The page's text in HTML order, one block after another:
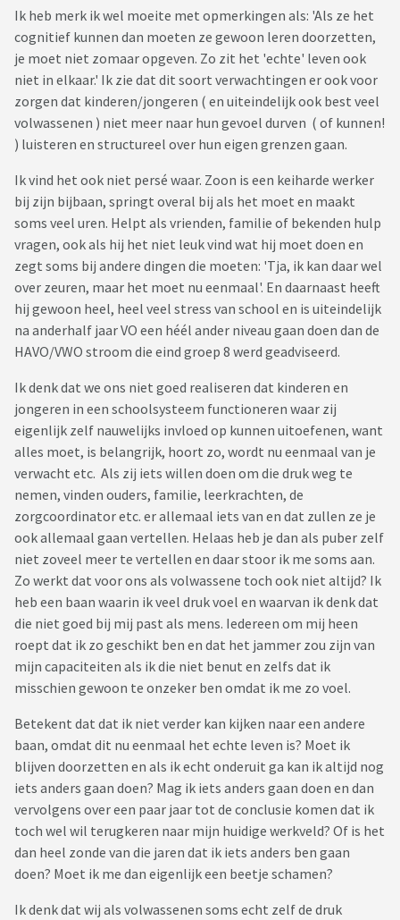
Ik heb merk ik wel moeite met opmerkingen als: 'Als ze het
cognitief kunnen dan moeten ze gewoon leren doorzetten,
je moet niet zomaar opgeven. Zo zit het 'echte' leven ook
niet in elkaar.' Ik zie dat dit soort verwachtingen er ook voor
zorgen dat kinderen/jongeren ( en uiteindelijk ook best veel
volwassenen ) niet meer naar hun gevoel durven ( of kunnen!
) luisteren en structureel over hun eigen grenzen gaan.
Ik vind het ook niet persé waar. Zoon is een keiharde werker
bij zijn bijbaan, springt overal bij als het moet en maakt
soms veel uren. Helpt als vrienden, familie of bekenden hulp
vragen, ook als hij het niet leuk vind wat hij moet doen en
zegt soms bij andere dingen die moeten: 'Tja, ik kan daar wel
over zeuren, maar het moet nu eenmaal'. En daarnaast heeft
hij gewoon heel, heel veel stress van school en is uiteindelijk
na anderhalf jaar VO een héél ander niveau gaan doen dan de
HAVO/VWO stroom die eind groep 8 werd geadviseerd.
Ik denk dat we ons niet goed realiseren dat kinderen en
jongeren in een schoolsysteem functioneren waar zij
eigenlijk zelf nauwelijks invloed op kunnen uitoefenen, want
alles moet, is belangrijk, hoort zo, wordt nu eenmaal van je
verwacht etc. Als zij iets willen doen om die druk weg te
nemen, vinden ouders, familie, leerkrachten, de
zorgcoordinator etc. er allemaal iets van en dat zullen ze je
ook allemaal gaan vertellen. Helaas heb je dan als puber zelf
niet zoveel meer te vertellen en daar stoor ik me soms aan.
Zo werkt dat voor ons als volwassene toch ook niet altijd? Ik
heb een baan waarin ik veel druk voel en waarvan ik denk dat
die niet goed bij mij past als mens. Iedereen om mij heen
roept dat ik zo geschikt ben en dat het jammer zou zijn van
mijn capaciteiten als ik die niet benut en zelfs dat ik
misschien gewoon te onzeker ben omdat ik me zo voel.
Betekent dat dat ik niet verder kan kijken naar een andere
baan, omdat dit nu eenmaal het echte leven is? Moet ik
blijven doorzetten en als ik echt onderuit ga kan ik altijd nog
iets anders gaan doen? Mag ik iets anders gaan doen en dan
vervolgens over een paar jaar tot de conclusie komen dat ik
toch wel wil terugkeren naar mijn huidige werkveld? Of is het
dan heel zonde van die jaren dat ik iets anders ben gaan
doen? Moet ik me dan eigenlijk een beetje schamen?
Ik denk dat wij als volwassenen soms echt zelf de druk